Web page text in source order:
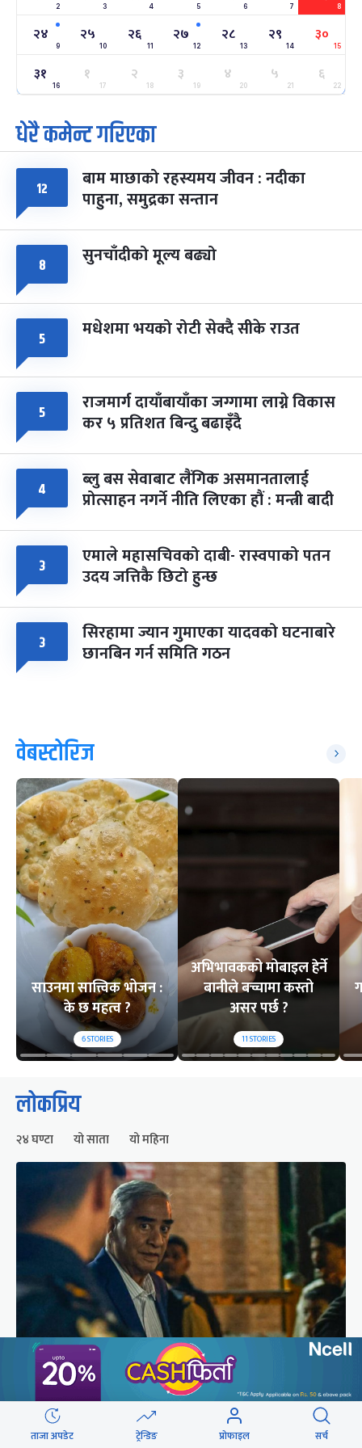
सोम फाल्गुन २४, २०८३- Mar 8, 2027
७ महिना बाँकी
२५
मंगल
ग्याल्पो ल्होसार
फाल्गुन २५, २०८३ Mar 9, 2027
७ महिना बाँकी
७
आइत
पूर्णिमा व्रत
चैत्र ७, २०८३-Mar 21, 2027
८ फागुपूर्णिमा
चैत्र ८, २०८३-Mar 22, 2027
७ महिना बाँकी
2 3 4 5 6 7 8
२४
9
२५
10
२६
11
२७
12
२८
13
२९
14
३०
15
३१
16
१
17
२
18
३
19
४
20
५
21
६
22
धेरै कमेन्ट गरिएका
१२ बाम माछाको रहस्यमय जीवन : नदीका
पाहुना, समुद्रका सन्तान
८ सुनचाँदीको मूल्य बढ्यो
५ मधेशमा भयको रोटी सेक्दै सीके राउत
५ राजमार्ग दायाँबायाँका जग्गामा लाग्ने विकास
कर ५ प्रतिशत बिन्दु बढाइँदै
४ ब्लु बस सेवाबाट लैंगिक असमानतालाई
प्रोत्साहन नगर्ने नीति लिएका हौं : मन्त्री बादी
३ एमाले महासचिवको दाबी- रास्वपाको पतन
उदय जत्तिकै छिटो हुन्छ
३ सिरहामा ज्यान गुमाएका यादवको घटनाबारे
छानबिन गर्न समिति गठन
वेबस्टोरिज
साउनमा सात्त्विक भोजन :
के छ महत्व ?
6STORIES
अभिभावकको मोबाइल हेर्ने
बानीले बच्चामा कस्तो
असर पर्छ ?
11STORIES
लोकप्रिय
२४ घण्टा यो साता यो महिना
शेरबहादुर देउवा स्वदेश फर्किने समय परिवर्तन
ताजा अपडेट ट्रेन्डिङ प्रोफाइल सर्च